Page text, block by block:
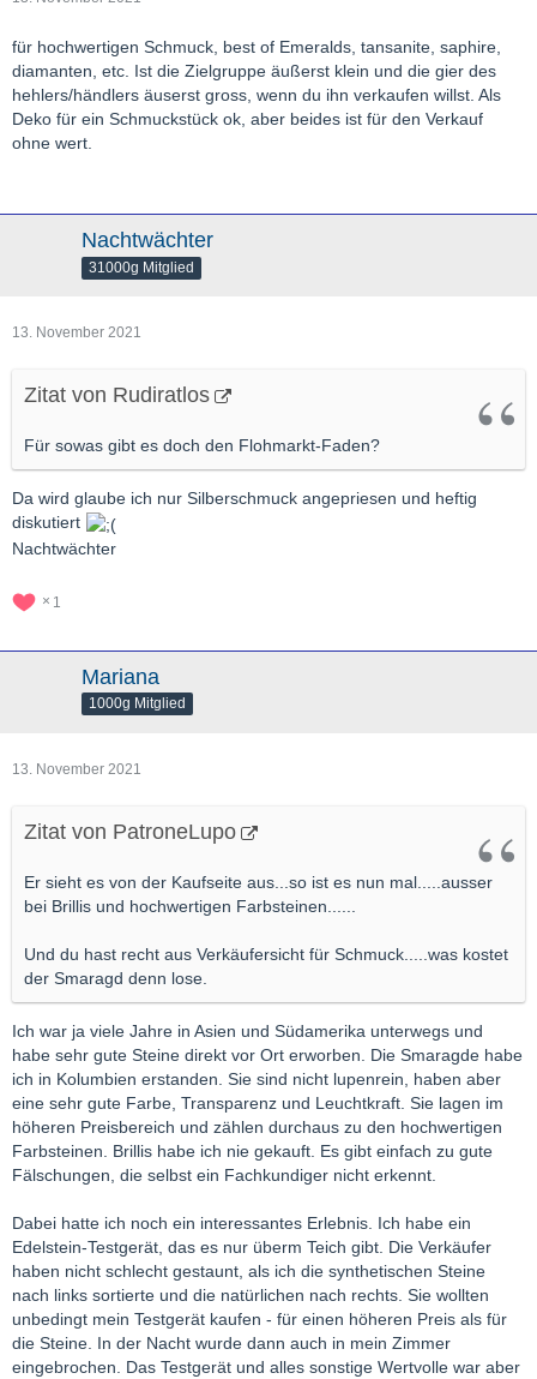
für hochwertigen Schmuck, best of Emeralds, tansanite, saphire,
diamanten, etc. Ist die Zielgruppe äußerst klein und die gier des
hehlers/händlers äuserst gross, wenn du ihn verkaufen willst. Als
Deko für ein Schmuckstück ok, aber beides ist für den Verkauf
ohne wert.
Nachtwächter
31000g Mitglied
13. November 2021
Zitat von Rudiratlos
Für sowas gibt es doch den Flohmarkt-Faden?
Da wird glaube ich nur Silberschmuck angepriesen und heftig
diskutiert
Nachtwächter
1
Mariana
1000g Mitglied
13. November 2021
Zitat von PatroneLupo
Er sieht es von der Kaufseite aus...so ist es nun mal.....ausser
bei Brillis und hochwertigen Farbsteinen......
Und du hast recht aus Verkäufersicht für Schmuck.....was kostet
der Smaragd denn lose.
Ich war ja viele Jahre in Asien und Südamerika unterwegs und
habe sehr gute Steine direkt vor Ort erworben. Die Smaragde habe
ich in Kolumbien erstanden. Sie sind nicht lupenrein, haben aber
eine sehr gute Farbe, Transparenz und Leuchtkraft. Sie lagen im
höheren Preisbereich und zählen durchaus zu den hochwertigen
Farbsteinen. Brillis habe ich nie gekauft. Es gibt einfach zu gute
Fälschungen, die selbst ein Fachkundiger nicht erkennt.
Dabei hatte ich noch ein interessantes Erlebnis. Ich habe ein
Edelstein-Testgerät, das es nur überm Teich gibt. Die Verkäufer
haben nicht schlecht gestaunt, als ich die synthetischen Steine
nach links sortierte und die natürlichen nach rechts. Sie wollten
unbedingt mein Testgerät kaufen - für einen höheren Preis als für
die Steine. In der Nacht wurde dann auch in mein Zimmer
eingebrochen. Das Testgerät und alles sonstige Wertvolle war aber